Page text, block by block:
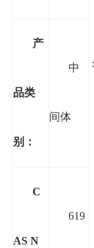
产
品类
别 ：
中
间体
C
AS N
619